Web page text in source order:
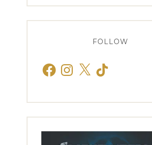
FOLLOW
FacebookInstagram
X TikTok